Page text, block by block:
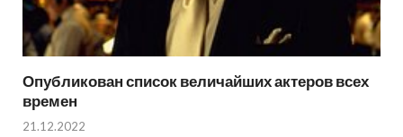
Опубликован список величайших актеров всех
времен
21.12.2022